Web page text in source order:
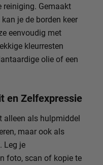
reiniging. Gemaakt
je de borden keer
eenvoudig met
kleurresten
olie of een
en Zelfexpressie
alleen als hulpmiddel
maar ook als
Leg je
foto, scan of kopie te